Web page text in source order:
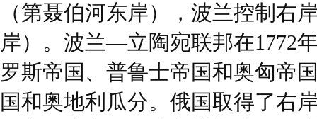
（第聂伯河东岸），波兰控制右
岸）。波兰—立陶宛联邦在1772
罗斯帝国、普鲁士帝国和奥匈帝
国和奥地利瓜分。俄国取得了右